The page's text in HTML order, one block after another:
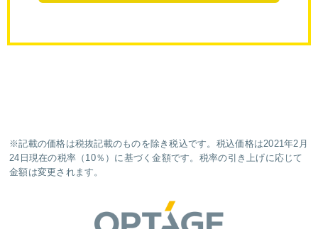
※記載の価格は税抜記載のものを除き税込です。税込価格は2021年2月
24日現在の税率（10％）に基づく金額です。税率の引き上げに応じて
金額は変更されます。